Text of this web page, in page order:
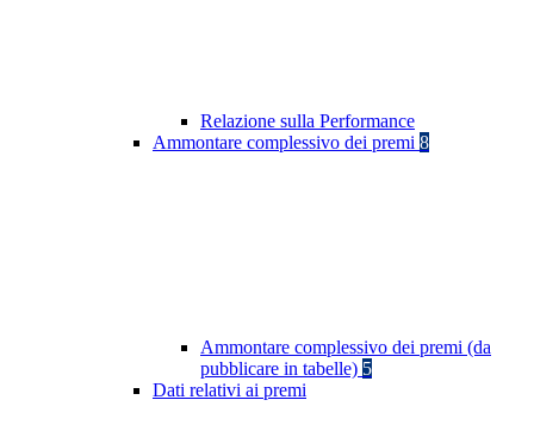
Relazione sulla Performance
Ammontare complessivo dei premi 8
Ammontare complessivo dei premi (da
pubblicare in tabelle) 5
Dati relativi ai premi